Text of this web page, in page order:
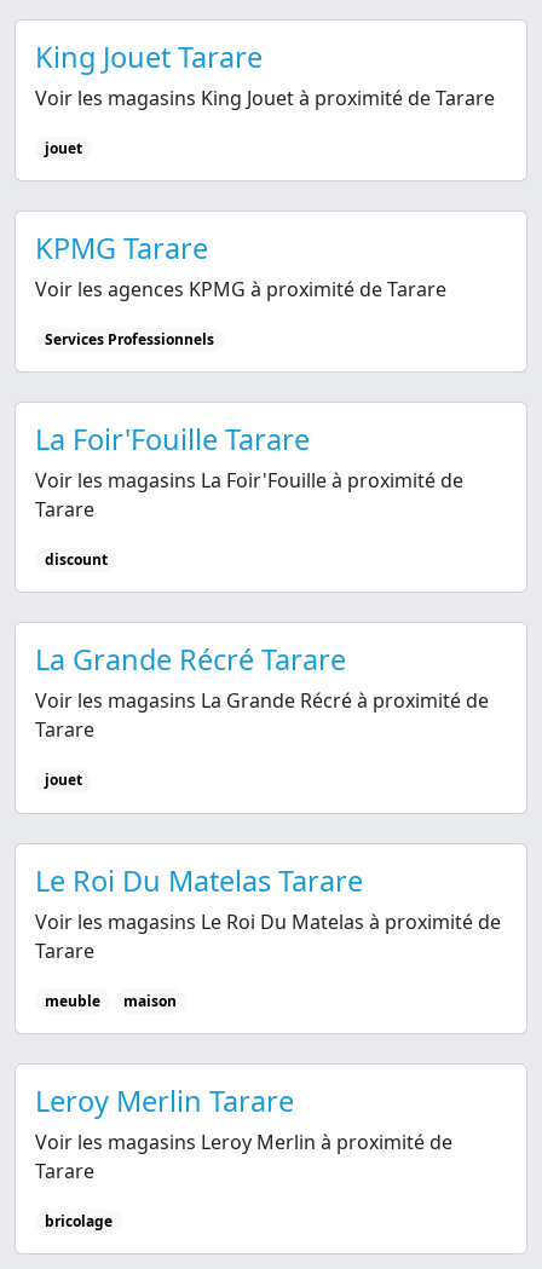
King Jouet Tarare
Voir les magasins King Jouet à proximité de Tarare
jouet
KPMG Tarare
Voir les agences KPMG à proximité de Tarare
Services Professionnels
La Foir'Fouille Tarare
Voir les magasins La Foir'Fouille à proximité de
Tarare
discount
La Grande Récré Tarare
Voir les magasins La Grande Récré à proximité de
Tarare
jouet
Le Roi Du Matelas Tarare
Voir les magasins Le Roi Du Matelas à proximité de
Tarare
meuble maison
Leroy Merlin Tarare
Voir les magasins Leroy Merlin à proximité de
Tarare
bricolage